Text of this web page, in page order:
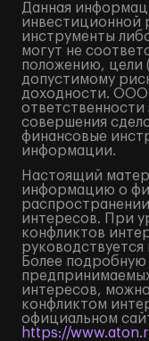
Данная
инвестиционной
инструменты
могут не
положению, цели
допустимому
доходности. ООО
ответственности
совершения
финансовые
информации.
Настоящий
информацию о
интересов. При
конфликтов
Более
интересов,
конфликтом
официальном
https://